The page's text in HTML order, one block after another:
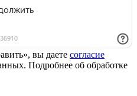
вы даете согласие
Подробнее об обработке